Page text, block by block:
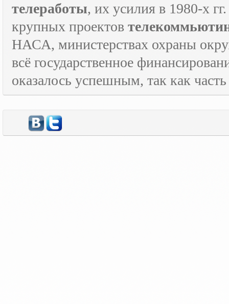
телеработы, их усилия в 1980-х
крупных проектов
НАСА, министерствах охраны
всё государственное
оказалось успешным, так как